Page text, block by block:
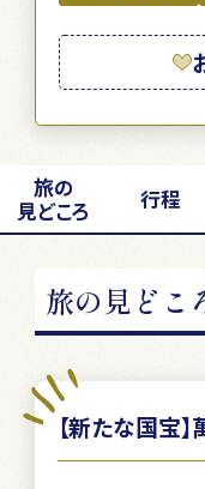
旅の
見どころ
行程
旅の見どこ
【新たな国宝